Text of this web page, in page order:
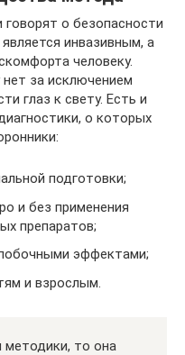
о безопасности
инвазивным, а
человеку.
за исключением
глаз к свету. Есть и
о которых
подготовки;
и без применения
препаратов;
эффектами;
и взрослым.
методики, то она